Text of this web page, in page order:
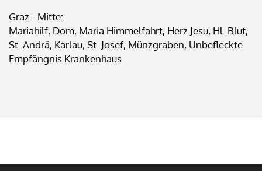
Graz - Mitte:
Mariahilf, Dom, Maria Himmelfahrt, Herz Jesu, Hl. Blut,
St. Andrä, Karlau, St. Josef, Münzgraben, Unbefleckte
Empfängnis Krankenhaus